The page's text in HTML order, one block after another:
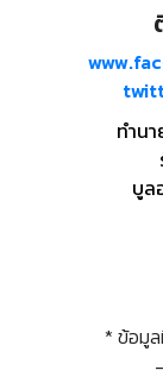
ทำน
บูล
* ข้อมู